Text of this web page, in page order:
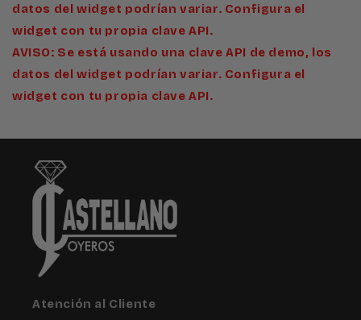
datos del widget podrían variar. Configura el
widget con tu propia clave API.
AVISO: Se está usando una clave API de demo, los
datos del widget podrían variar. Configura el
widget con tu propia clave API.
Atención al Cliente